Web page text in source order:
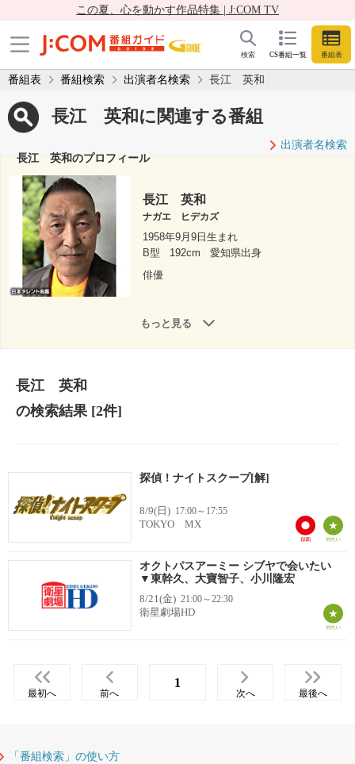
この夏、心を動かす作品特集 | J:COM TV
CS番組一覧 番組表
検索
番組表 番組検索 出演者名検索 長江 英和
長江 英和に関連する番組
出演者名検索
長江 英和のプロフィール
長江 英和
ナガエ ヒデカズ
1958年9月9日生まれ
B型
192cm
愛知県出身
俳優
もっと見る
長江 英和
の検索結果[2件]
探偵！ナイトスクープ[解]
8/9(日) 17:00～17:55
TOKYO MX
オクトパスアーミー シブヤで会いたい
▼東幹久、大寶智子、小川隆宏
8/21(金) 21:00～22:30
衛星劇場HD
最初へ 前へ
1
次へ 最後へ
「番組検索」の使い方